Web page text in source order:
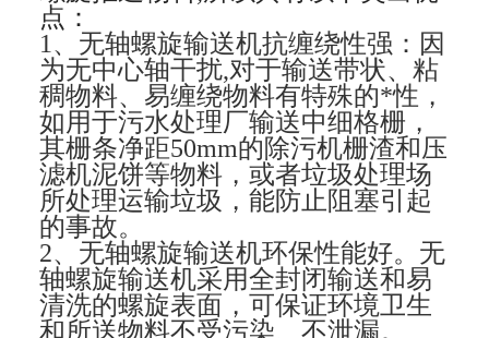
点：
1、无轴螺旋输送机抗缠绕性强：因
为无中心轴干扰,对于输送带状、粘
稠物料、易缠绕物料有特殊的*性，
如用于污水处理厂输送中细格栅，
其栅条净距50mm的除污机栅渣和压
滤机泥饼等物料，或者垃圾处理场
所处理运输垃圾，能防止阻塞引起
的事故。
2、无轴螺旋输送机环保性能好。无
轴螺旋输送机采用全封闭输送和易
清洗的螺旋表面，可保证环境卫生
和所送物料不受污染、不泄漏。